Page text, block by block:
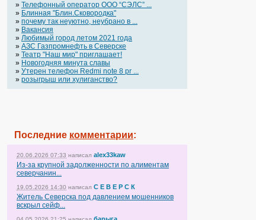
» Телефонный оператор OOO “СЭЛС” ...
» Блинная "Блин.Сковородка"
» почему так неуютно, неубрано в ...
» Вакансия
» Любимый город летом 2021 года
» АЗС Газпромнефть в Северске
» Театр "Наш мир" приглашает!
» Новогодняя минута славы
» Утерен телефон Redmi note 8 pr ...
» розыгрыш или хулиганство?
Последние комментарии:
20.06.2026 07:33 написал alex33kaw
Из-за крупной задолженности по алиментам
северчанин...
19.05.2026 14:30 написал С Е В Е Р С К
Житель Северска под давлением мошенников
вскрыл сейф...